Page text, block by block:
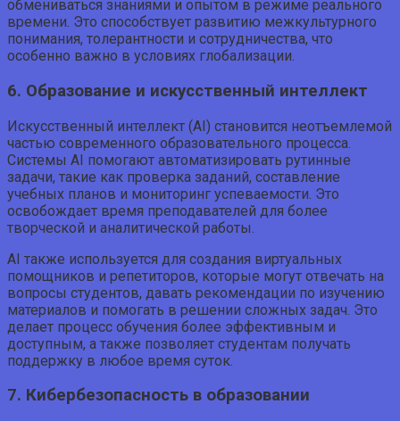
обмениваться знаниями и опытом в режиме реального
времени. Это способствует развитию межкультурного
понимания, толерантности и сотрудничества, что
особенно важно в условиях глобализации.
6. Образование и искусственный интеллект
Искусственный интеллект (AI) становится неотъемлемой
частью современного образовательного процесса.
Системы AI помогают автоматизировать рутинные
задачи, такие как проверка заданий, составление
учебных планов и мониторинг успеваемости. Это
освобождает время преподавателей для более
творческой и аналитической работы.
AI также используется для создания виртуальных
помощников и репетиторов, которые могут отвечать на
вопросы студентов, давать рекомендации по изучению
материалов и помогать в решении сложных задач. Это
делает процесс обучения более эффективным и
доступным, а также позволяет студентам получать
поддержку в любое время суток.
7. Кибербезопасность в образовании